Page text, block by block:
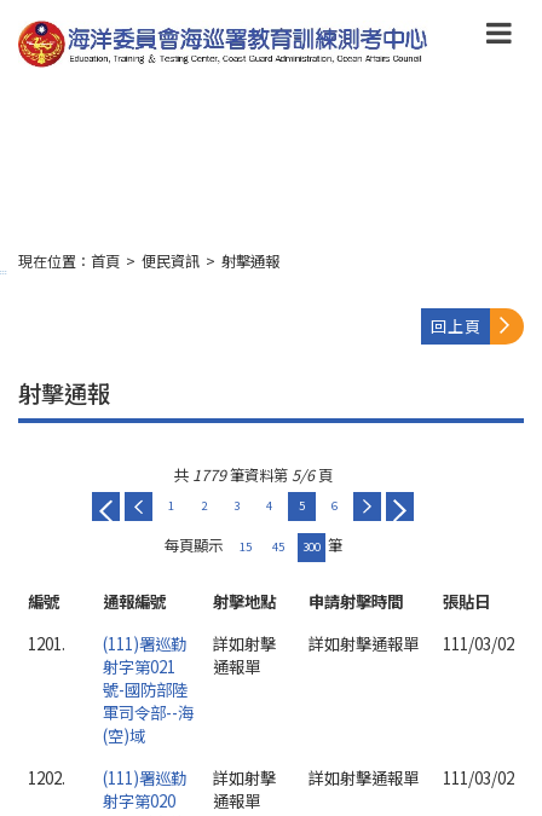
到
主
要
:::
現在位置： 首頁 > 便民資訊 > 射擊通報
回上頁
射擊通報
共 1779筆資料第 5/6頁
1 2 3 4 5 6
每頁顯示 15 45 300 筆
編號 通報編號 射擊地點 申請射擊時間
張貼日
1201.
(111)署巡勤
射字第021
號-國防部陸
軍司令部--海
(空)域
詳如射擊
通報單
詳如射擊通報單 111/03/02
1202.
(111)署巡勤
射字第020
詳如射擊
通報單
詳如射擊通報單 111/03/02